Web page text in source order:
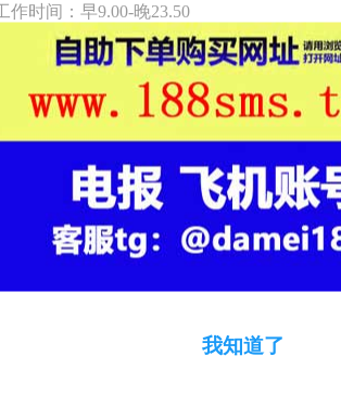
作时间：早9.00-晚23.50
我知道了